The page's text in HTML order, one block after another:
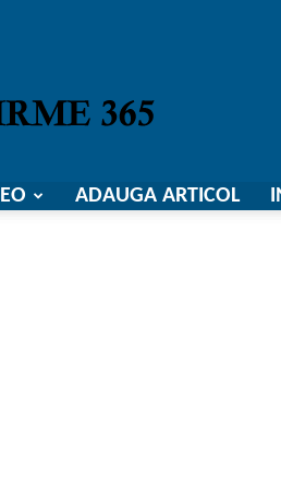
FirmeADAUGA ARTICOL